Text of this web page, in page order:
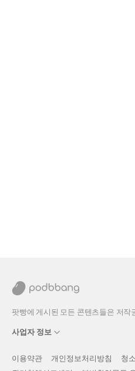
팟빵에 게시된 모든 콘텐츠들은 저작
사업자 정보
이용약관 개인정보처리방침
청